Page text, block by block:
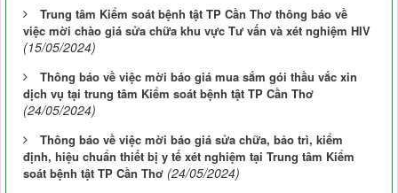
Trung tâm Kiểm soát bệnh tật TP Cần Thơ thông báo về
việc mời chào giá sửa chữa khu vực Tư vấn và xét nghiệm HIV
(15/05/2024)
Thông báo về việc mời báo giá mua sắm gói thầu vắc xin
dịch vụ tại trung tâm Kiểm soát bệnh tật TP Cần Thơ
(24/05/2024)
Thông báo về việc mời báo giá sửa chữa, bảo trì, kiểm
định, hiệu chuẩn thiết bị y tế xét nghiệm tại Trung tâm Kiểm
soát bệnh tật TP Cần Thơ (24/05/2024)